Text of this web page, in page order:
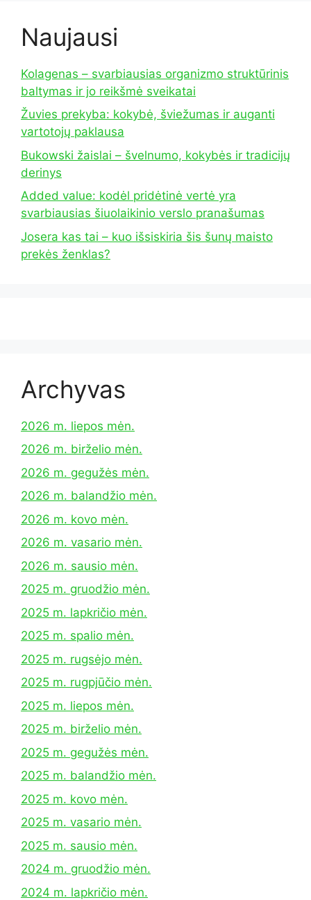
Naujausi
Kolagenas – svarbiausias organizmo struktūrinis
baltymas ir jo reikšmė sveikatai
Žuvies prekyba: kokybė, šviežumas ir auganti
vartotojų paklausa
Bukowski žaislai – švelnumo, kokybės ir tradicijų
derinys
Added value: kodėl pridėtinė vertė yra
svarbiausias šiuolaikinio verslo pranašumas
Josera kas tai – kuo išsiskiria šis šunų maisto
prekės ženklas?
Archyvas
2026 m. liepos mėn.
2026 m. birželio mėn.
2026 m. gegužės mėn.
2026 m. balandžio mėn.
2026 m. kovo mėn.
2026 m. vasario mėn.
2026 m. sausio mėn.
2025 m. gruodžio mėn.
2025 m. lapkričio mėn.
2025 m. spalio mėn.
2025 m. rugsėjo mėn.
2025 m. rugpjūčio mėn.
2025 m. liepos mėn.
2025 m. birželio mėn.
2025 m. gegužės mėn.
2025 m. balandžio mėn.
2025 m. kovo mėn.
2025 m. vasario mėn.
2025 m. sausio mėn.
2024 m. gruodžio mėn.
2024 m. lapkričio mėn.